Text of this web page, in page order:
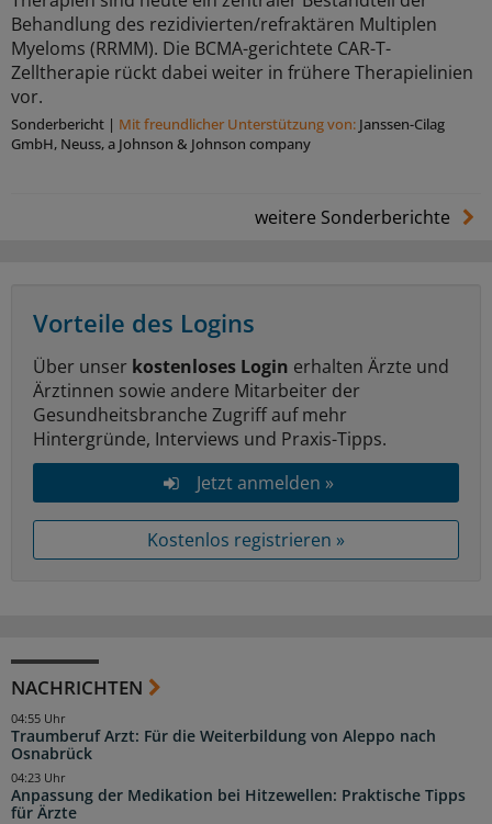
Behandlung des rezidivierten/refraktären Multiplen
Myeloms (RRMM). Die BCMA-gerichtete CAR-T-
Zelltherapie rückt dabei weiter in frühere Therapielinien
vor.
Sonderbericht | Mit freundlicher Unterstützung von: Janssen-Cilag
GmbH, Neuss, a Johnson & Johnson company
weitere Sonderberichte
Vorteile des Logins
Über unser kostenloses Login erhalten Ärzte und
Ärztinnen sowie andere Mitarbeiter der
Gesundheitsbranche Zugriff auf mehr
Hintergründe, Interviews und Praxis-Tipps.
Jetzt anmelden »
Kostenlos registrieren »
NACHRICHTEN
Traumberuf Arzt: Für die Weiterbildung von Aleppo nach
Osnabrück
04:55 Uhr
Anpassung der Medikation bei Hitzewellen: Praktische Tipps
für Ärzte
04:23 Uhr